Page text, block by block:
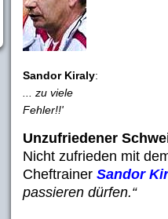
Sandor Kiraly:
... zu viele
Fehler!!'
Unzufriedener
Nicht zufrieden mit
Cheftrainer Sandor
passieren dürfen.“